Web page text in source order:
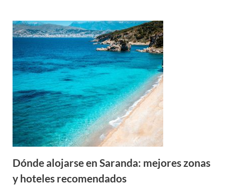
Dónde alojarse en Saranda: mejores zonas
y hoteles recomendados